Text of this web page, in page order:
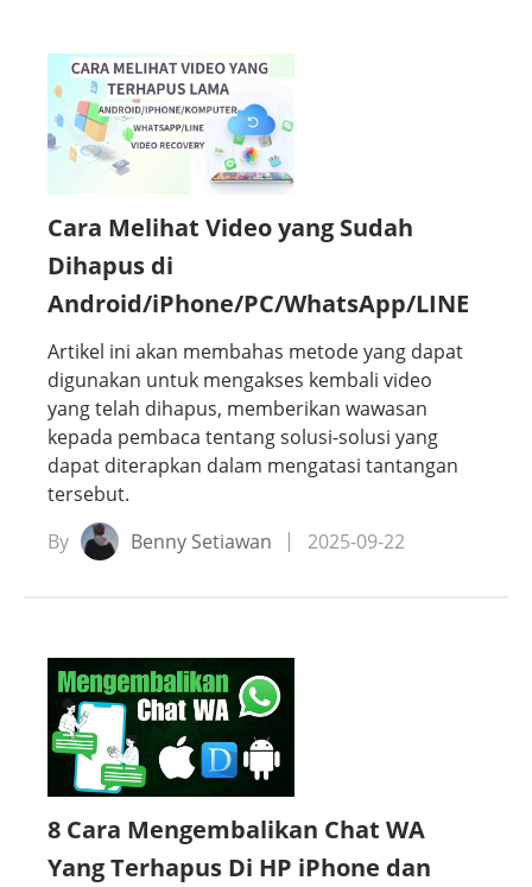
Cara Melihat Video yang Sudah
Dihapus di
Android/iPhone/PC/WhatsApp/LINE
Artikel ini akan membahas metode yang dapat
digunakan untuk mengakses kembali video
yang telah dihapus, memberikan wawasan
kepada pembaca tentang solusi-solusi yang
dapat diterapkan dalam mengatasi tantangan
tersebut.
By
Benny Setiawan 2025-09-22
8 Cara Mengembalikan Chat WA
Yang Terhapus Di HP iPhone dan